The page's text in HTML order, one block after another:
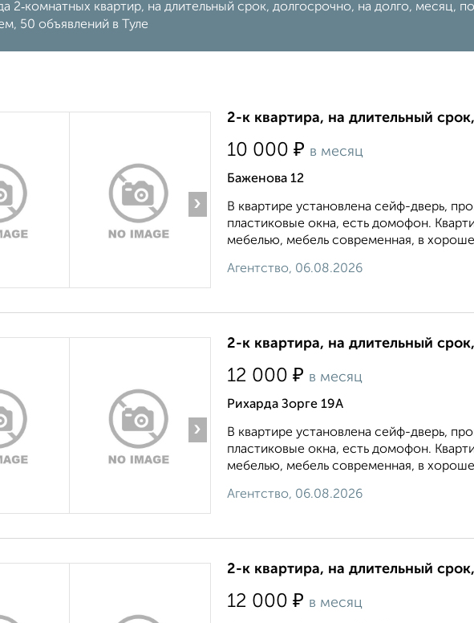
2‑комнатных квартир, на длительный срок, долгосрочно, на долго, месяц,
50 объявлений в Туле
›
2-к квартира, на длительный
10 000 ₽ в месяц
Баженова 12
В квартире установлена сейф-дверь,
пластиковые окна, есть домофон.
мебелью, мебель современная, в
Агентство, 06.08.2026
›
2-к квартира, на длительный
12 000 ₽ в месяц
Рихарда Зорге 19А
В квартире установлена сейф-дверь,
пластиковые окна, есть домофон.
мебелью, мебель современная, в
Агентство, 06.08.2026
2-к квартира, на длительный
12 000 ₽ в месяц